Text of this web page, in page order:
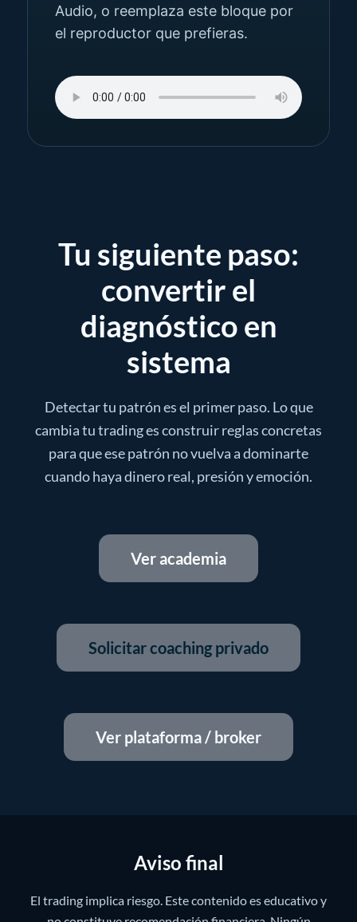
Audio, o reemplaza este bloque por
el reproductor que prefieras.
Tu siguiente paso:
convertir el
diagnóstico en
sistema
Detectar tu patrón es el primer paso. Lo que
cambia tu trading es construir reglas concretas
para que ese patrón no vuelva a dominarte
cuando haya dinero real, presión y emoción.
Ver academia
Solicitar coaching privado
Ver plataforma / broker
Aviso final
El trading implica riesgo. Este contenido es educativo y